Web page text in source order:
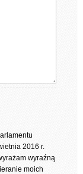
2016 r.
wyraźną
moich